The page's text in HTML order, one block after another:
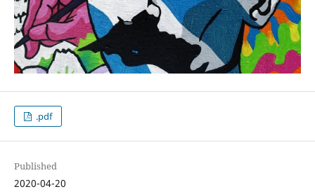
.pdf
Published
2020-04-20